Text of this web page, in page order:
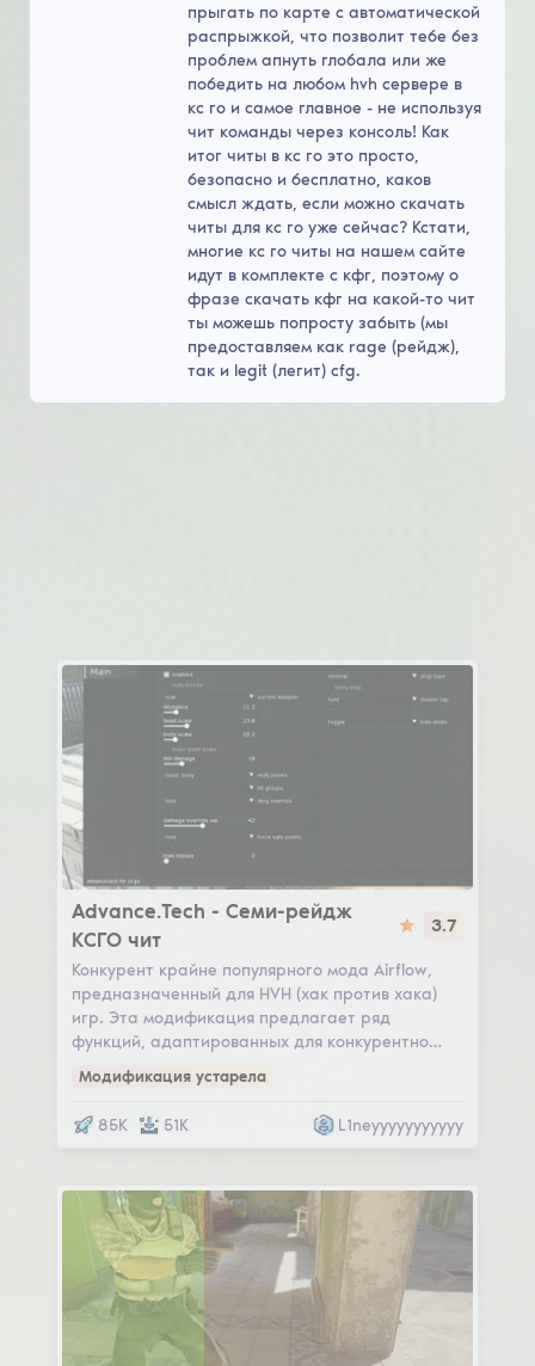
прыгать по карте с автоматической
распрыжкой, что позволит тебе без
проблем апнуть глобала или же
победить на любом hvh сервере в
кс го и самое главное - не используя
чит команды через консоль! Как
итог читы в кс го это просто,
безопасно и бесплатно, каков
смысл ждать, если можно скачать
читы для кс го уже сейчас? Кстати,
многие кс го читы на нашем сайте
идут в комплекте с кфг, поэтому о
фразе скачать кфг на какой-то чит
ты можешь попросту забыть (мы
предоставляем как rage (рейдж),
так и legit (легит) cfg.
Advance.Tech
Advance.Tech - Семи-рейдж
КСГО чит
3.7
Конкурент крайне популярного мода Airflow,
предназначенный для HVH (хак против хака)
игр. Эта модификация предлагает ряд
функций, адаптированных для конкурентно…
Модификация устарела
85K 51K L1neyyyyyyyyyyy